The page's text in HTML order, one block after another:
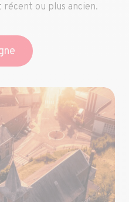
récent ou plus ancien.